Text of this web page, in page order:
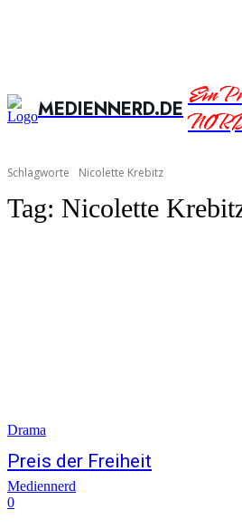
MEDIENNERD.DEEin
Schlagworte Nicolette Krebitz
Tag: Nicolette
Drama
Preis der Freiheit
Mediennerd
0